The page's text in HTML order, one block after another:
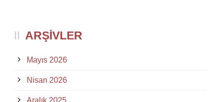
ARŞIVLER
Mayıs 2026
Nisan 2026